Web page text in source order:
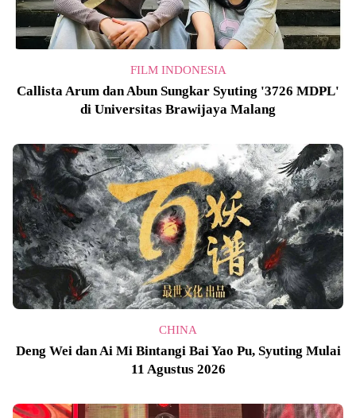
FILM INDONESIA
Callista Arum dan Abun Sungkar Syuting '3726 MDPL'
di Universitas Brawijaya Malang
CHINA
Deng Wei dan Ai Mi Bintangi Bai Yao Pu, Syuting Mulai
11 Agustus 2026